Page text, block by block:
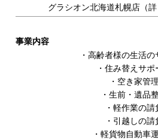
グラシオン北海道札幌店（
事業内容
・高齢者様の生活の
・住み替えサポ
・空き家管理
・生前・遺品
・軽作業の請
・引越しの請
・軽貨物自動車